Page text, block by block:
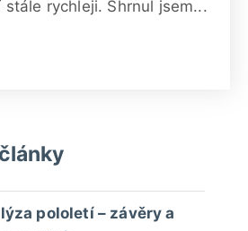
stále rychleji. Shrnul jsem...
pololetí – závěry a